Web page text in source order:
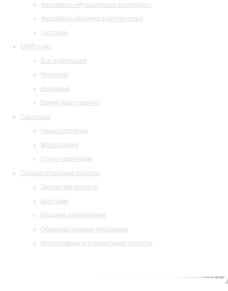
Фестиваль «Музыкальная коллекция»
Фестиваль «Барокко в белую ночь»
Гастроли
СМИ о нас
Все публикации
Рецензии
Интервью
Время Шостаковича
Партнеры
Наши партнеры
Фотогалерея
Стать партнером
Просветительские проекты
Творческие встречи
Выставки
Издания филармонии
Образовательные программы
Инклюзивные и специальные проекты